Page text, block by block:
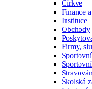
Církve
Finance
Instituce
Obchody
Firmy,
Školská